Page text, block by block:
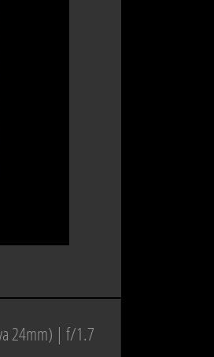
24mm) | f/1.7